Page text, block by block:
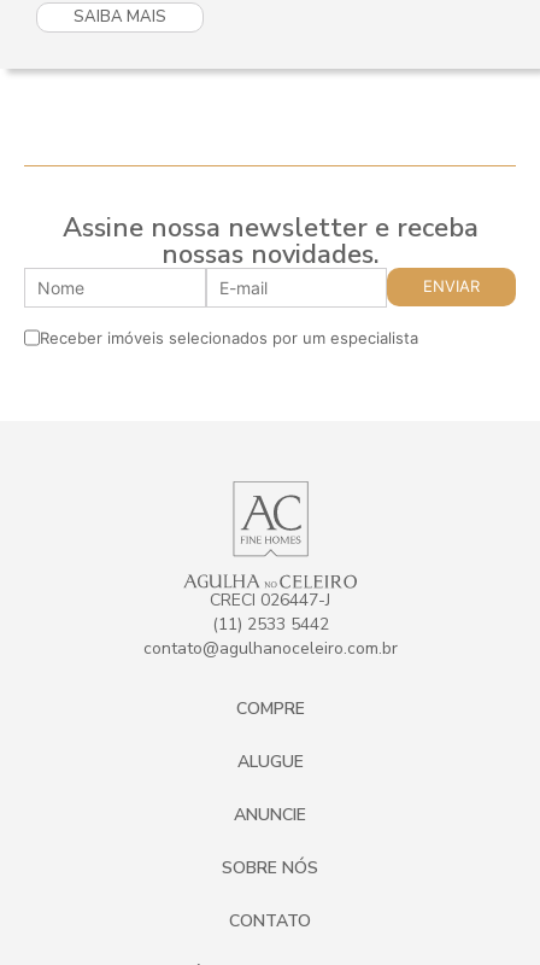
SAIBA MAIS
Assine nossa newsletter e receba
nossas novidades.
Receber imóveis selecionados por um especialista
CRECI 026447-J
(11) 2533 5442
contato@agulhanoceleiro.com.br
COMPRE
ALUGUE
ANUNCIE
SOBRE NÓS
CONTATO